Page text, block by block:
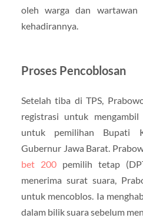
oleh warga dan wartawan
kehadirannya.
Proses Pencoblosan
Setelah tiba di TPS,
registrasi untuk
untuk pemilihan Bupati
Gubernur Jawa Barat.
bet 200pemilih tetap
menerima surat suara,
untuk mencoblos. Ia
dalam bilik suara sebelum